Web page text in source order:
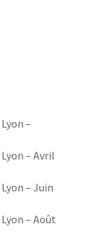
–
– Avril
– Juin
– Août